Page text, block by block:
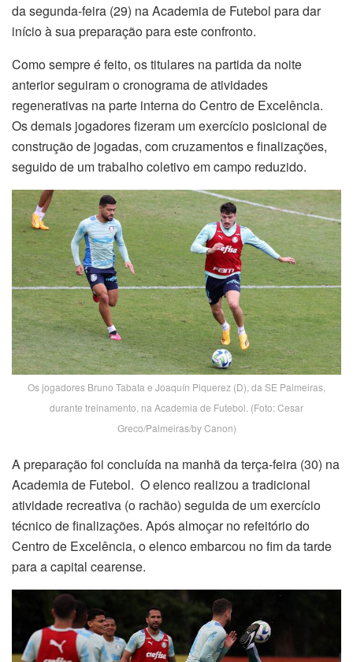
da segunda-feira (29) na Academia de Futebol para dar
início à sua preparação para este confronto.
Como sempre é feito, os titulares na partida da noite
anterior seguiram o cronograma de atividades
regenerativas na parte interna do Centro de Excelência.
Os demais jogadores fizeram um exercício posicional de
construção de jogadas, com cruzamentos e finalizações,
seguido de um trabalho coletivo em campo reduzido.
Os jogadores Bruno Tabata e Joaquín Piquerez (D), da SE Palmeiras,
durante treinamento, na Academia de Futebol. (Foto: Cesar
Greco/Palmeiras/by Canon)
A preparação foi concluída na manhã da terça-feira (30) na
Academia de Futebol. O elenco realizou a tradicional
atividade recreativa (o rachão) seguida de um exercício
técnico de finalizações. Após almoçar no refeitório do
Centro de Excelência, o elenco embarcou no fim da tarde
para a capital cearense.